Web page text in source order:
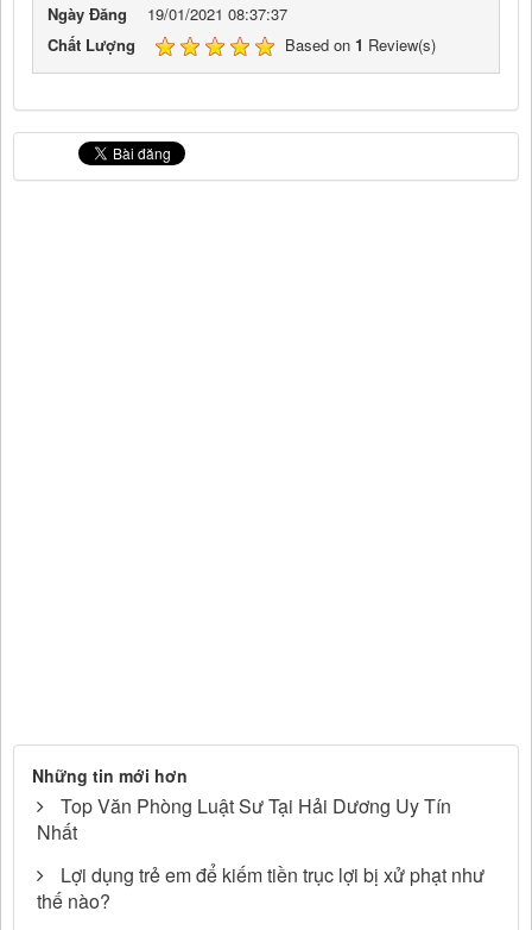
Ngày Đăng
19/01/2021 08:37:37
Chất Lượng
Based on 1 Review(s)
Những tin mới hơn
Top Văn Phòng Luật Sư Tại Hải Dương Uy Tín
Nhất
Lợi dụng trẻ em để kiếm tiền trục lợi bị xử phạt như
thế nào?